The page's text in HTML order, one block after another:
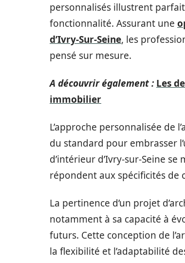
personnalisés illustrent
fonctionnalité. Assurant une
d’Ivry-Sur-Seine, les
pensé sur mesure.
A découvrir également : Les
immobilier
L’approche personnalisée de
du standard pour embrasser
d’intérieur d’Ivry-sur-Seine
répondent aux spécificités de
La pertinence d’un projet
notamment à sa capacité à
futurs. Cette conception de
la flexibilité et l’adaptabilité